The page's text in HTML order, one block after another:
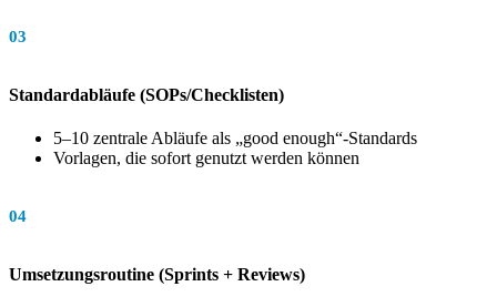
03
Standardabläufe (SOPs/Checklisten)
5–10 zentrale Abläufe als „good enough“-Standards
Vorlagen, die sofort genutzt werden können
04
Umsetzungsroutine (Sprints + Reviews)